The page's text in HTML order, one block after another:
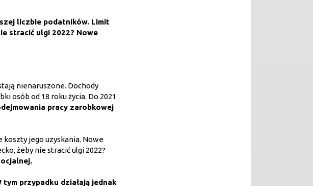
liczbie podatników. Limit
stracić ulgi 2022? Nowe
nienaruszone. Dochody
osób od 18 roku życia. Do 2021
pracy zarobkowej
koszty jego uzyskania. Nowe
żeby nie stracić ulgi 2022?
tym przypadku działają jednak